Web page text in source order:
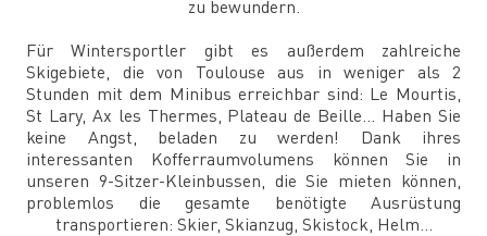
zu bewundern.
Für Wintersportler gibt es außerdem zahlreiche
Skigebiete, die von Toulouse aus in weniger als 2
Stunden mit dem Minibus erreichbar sind: Le Mourtis,
St Lary, Ax les Thermes, Plateau de Beille... Haben Sie
keine Angst, beladen zu werden! Dank ihres
interessanten Kofferraumvolumens können Sie in
unseren 9-Sitzer-Kleinbussen, die Sie mieten können,
problemlos die gesamte benötigte Ausrüstung
transportieren: Skier, Skianzug, Skistock, Helm...